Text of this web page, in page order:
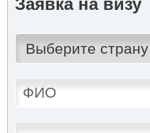
Заявка на визу